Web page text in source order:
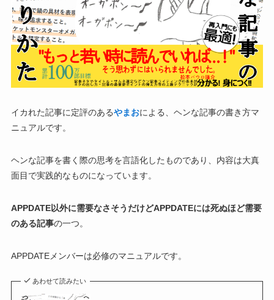
イカれた記事に定評のあるやまおによる、ヘンな記事の書き方マ
ニュアルです。
ヘンな記事を書く際の思考を言語化したものであり、内容は大真
面目で実践的なものになっています。
APPDATE以外に需要なさそうだけどAPPDATEには死ぬほど需要
のある記事の一つ。
APPDATEメンバーは必修のマニュアルです。
あわせて読みたい